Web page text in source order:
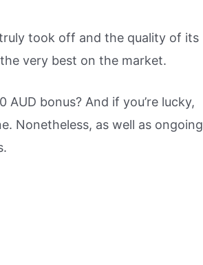
took off and the quality of its
very best on the market.
AUD bonus? And if you’re lucky,
Nonetheless, as well as ongoing